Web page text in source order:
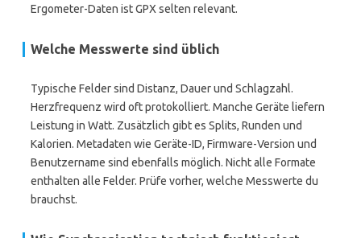
Ergometer-Daten ist GPX selten relevant.
Welche Messwerte sind üblich
Typische Felder sind Distanz, Dauer und Schlagzahl.
Herzfrequenz wird oft protokolliert. Manche Geräte liefern
Leistung in Watt. Zusätzlich gibt es Splits, Runden und
Kalorien. Metadaten wie Geräte-ID, Firmware-Version und
Benutzername sind ebenfalls möglich. Nicht alle Formate
enthalten alle Felder. Prüfe vorher, welche Messwerte du
brauchst.